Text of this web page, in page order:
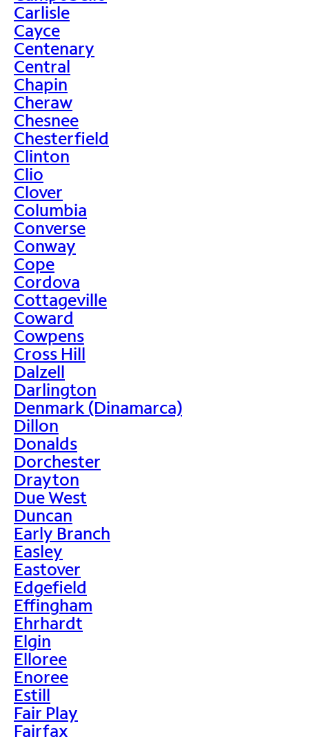
Carlisle
Cayce
Centenary
Central
Chapin
Cheraw
Chesnee
Chesterfield
Clinton
Clio
Clover
Columbia
Converse
Conway
Cope
Cordova
Cottageville
Coward
Cowpens
Cross Hill
Dalzell
Darlington
Denmark (Dinamarca)
Dillon
Donalds
Dorchester
Drayton
Due West
Duncan
Early Branch
Easley
Eastover
Edgefield
Effingham
Ehrhardt
Elgin
Elloree
Enoree
Estill
Fair Play
Fairfax